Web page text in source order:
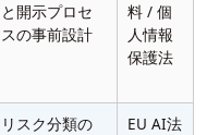
と開示プロセ
スの事前設計
料 / 個
人情報
保護法
リスク分類の
EU AI法